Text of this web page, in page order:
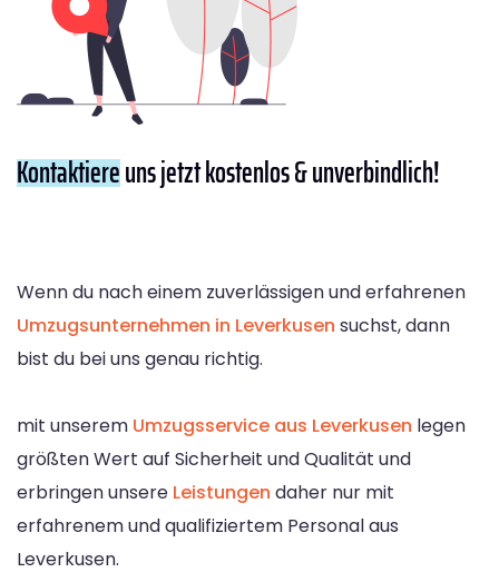
Kontaktiereuns jetzt kostenlos & unverbindlich!
Wenn du nach einem zuverlässigen und erfahrenen
Umzugsunternehmen in Leverkusen suchst, dann
bist du bei uns genau richtig.
mit unserem Umzugsservice aus Leverkusen legen
größten Wert auf Sicherheit und Qualität und
erbringen unsere Leistungen daher nur mit
erfahrenem und qualifiziertem Personal aus
Leverkusen.